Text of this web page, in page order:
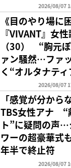
2026/08/07
《目のやり場に
『VIVANT』女
（30） “胸元
ァン騒然…ファ
く“オルタナテ
2026/08/07
「感覚が分から
TBS女性アナ “
ト”に疑問の声
ワーの超豪華式
年半で終止符
2026/08/07